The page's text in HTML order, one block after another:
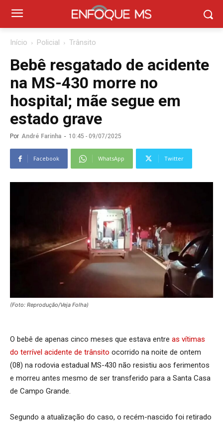
Início Policial Trânsito
Bebê resgatado de acidente
na MS-430 morre no
hospital; mãe segue em
estado grave
Por André Farinha - 10:45 - 09/07/2025
Facebook WhatsApp Twitter
(Foto: Reprodução/Veja Folha)
O bebê de apenas cinco meses que estava entre as vítimas
do terrível acidente de trânsito ocorrido na noite de ontem
(08) na rodovia estadual MS-430 não resistiu aos ferimentos
e morreu antes mesmo de ser transferido para a Santa Casa
de Campo Grande.
Segundo a atualização do caso, o recém-nascido foi retirado